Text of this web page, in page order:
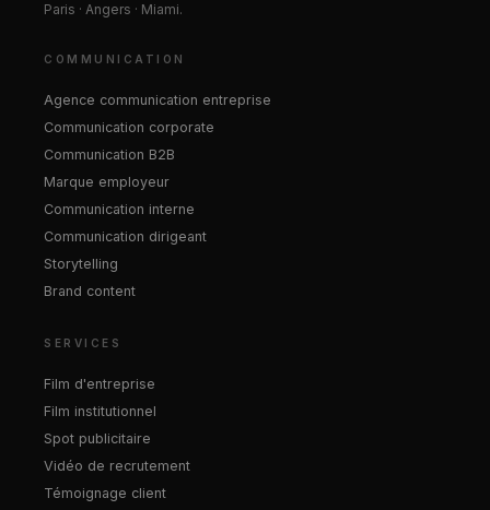
Paris · Angers · Miami.
COMMUNICATION
Agence communication entreprise
Communication corporate
Communication B2B
Marque employeur
Communication interne
Communication dirigeant
Storytelling
Brand content
SERVICES
Film d'entreprise
Film institutionnel
Spot publicitaire
Vidéo de recrutement
Témoignage client